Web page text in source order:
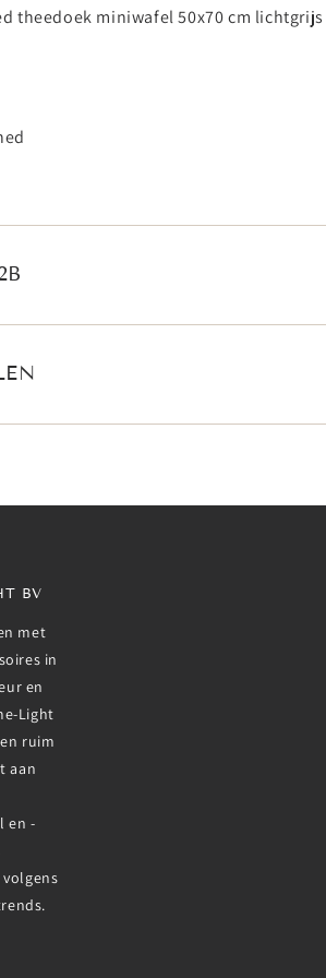
theedoek miniwafel 50x70 cm
BV
met
in
en
Light
ruim
aan
en -